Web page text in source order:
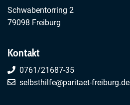
Schwabentorring 2
79098 Freiburg
Kontakt
0761/21687-35
selbsthilfe@paritaet-freiburg.de